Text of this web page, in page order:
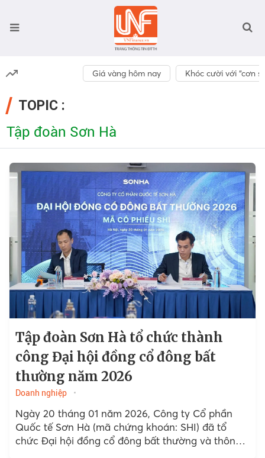
Giá vàng hôm nay Khóc cười với “cơn
TOPIC :
Tập đoàn Sơn Hà
Tập đoàn Sơn Hà tổ chức thành
công Đại hội đồng cổ đông bất
thường năm 2026
Doanh nghiệp
Ngày 20 tháng 01 năm 2026, Công ty Cổ phần
Quốc tế Sơn Hà (mã chứng khoán: SHI) đã tổ
chức Đại hội đồng cổ đông bất thường và thông